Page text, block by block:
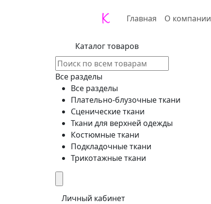
Главная О компании
Каталог товаров
Все разделы
Все разделы
Плательно-блузочные ткани
Сценические ткани
Ткани для верхней одежды
Костюмные ткани
Подкладочные ткани
Трикотажные ткани
Личный кабинет